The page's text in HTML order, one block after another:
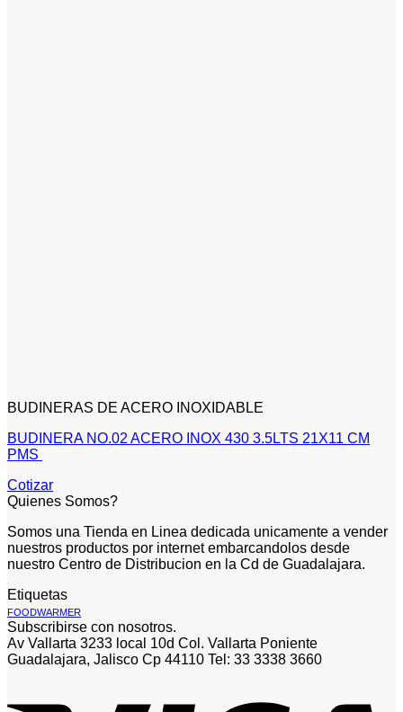
BUDINERAS DE ACERO INOXIDABLE
BUDINERA NO.02 ACERO INOX 430 3.5LTS 21X11 CM
PMS
Cotizar
Quienes Somos?
Somos una Tienda en Linea dedicada unicamente a vender
nuestros productos por internet embarcandolos desde
nuestro Centro de Distribucion en la Cd de Guadalajara.
Etiquetas
FOODWARMER
Subscribirse con nosotros.
Av Vallarta 3233 local 10d Col. Vallarta Poniente
Guadalajara, Jalisco Cp 44110 Tel: 33 3338 3660